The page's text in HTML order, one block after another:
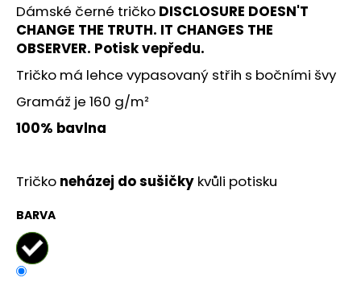
Dámské černé tričko DISCLOSURE DOESN'T
CHANGE THE TRUTH. IT CHANGES THE
OBSERVER. Potisk vepředu.
Tričko má lehce vypasovaný střih s bočními švy
Gramáž je 160 g/m²
100% bavlna
Tričko neházej do sušičky kvůli potisku
BARVA
D
o
p
r
u
j
m
e